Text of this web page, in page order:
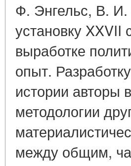
Ф. Энгельс, В.
установку
выработке
опыт.
истории авторы
методологии
между общим,